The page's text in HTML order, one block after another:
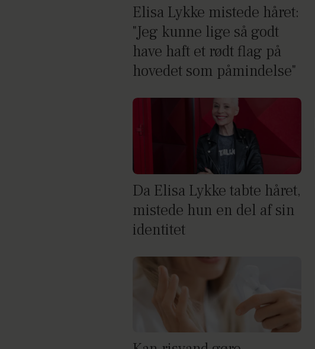
Elisa Lykke mistede håret:
"Jeg kunne lige så godt
have haft et rødt flag på
hovedet som påmindelse"
Da Elisa Lykke tabte håret,
mistede hun en del af sin
identitet